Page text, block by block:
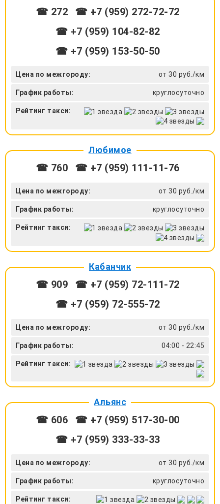
☎ 272
☎ +7 (959) 272-72-72
☎ ‎+7 (959) 104-82-82
☎ +7 (959) 153-50-50
Цена по межгороду: от 30 руб./км
График работы: круглосуточно
Рейтинг такси:
Любимое
☎ 760 ☎ +7 (959) 111-11-76
Цена по межгороду: от 30 руб./км
График работы: круглосуточно
Рейтинг такси:
Кабанчик
☎ 909
☎ +7 (959) 72-111-72
☎ +7 (959) 72-555-72
Цена по межгороду: от 30 руб./км
График работы: 04:00 - 22:45
Рейтинг такси:
Альянс
☎ 606
☎ +7 (959) 517-30-00
☎ +7 (959) 333-33-33
Цена по межгороду: от 30 руб./км
График работы: круглосуточно
Рейтинг такси: